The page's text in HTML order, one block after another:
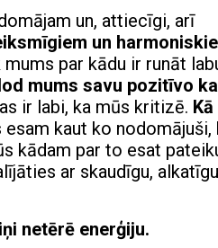
un, attiecīgi, arī
un
par kādu ir runāt
mums savu pozitīvo
ir labi, ka mūs kritizē.
kaut ko nodomājuši,
kādam par to esat
ar skaudīgu, alkatīgu
netērē enerģiju.